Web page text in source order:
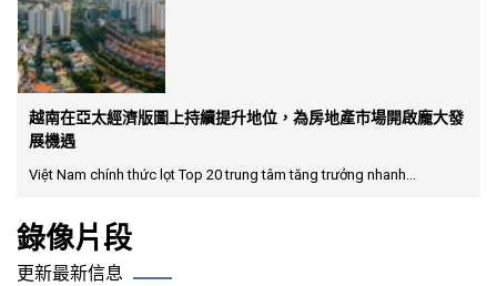
越南在亞太經濟版圖上持續提升地位，為房地產市場開啟龐大發
展機遇
Việt Nam chính thức lọt Top 20 trung tâm tăng trưởng nhanh...
錄像片段
更新最新信息